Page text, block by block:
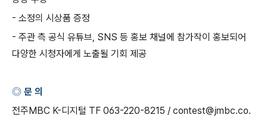
- 소정의 시상품 증정
- 주관 측 공식 유튜브, SNS 등 홍보 채널에 참가작이 홍보되어
다양한 시청자에게 노출될 기회 제공
◎ 문 의
전주MBC K-디지털 TF 063-220-8215 / contest@jmbc.co.